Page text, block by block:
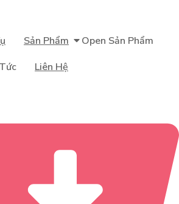
Sản Phẩm
Open Sản Phẩm
Liên Hệ